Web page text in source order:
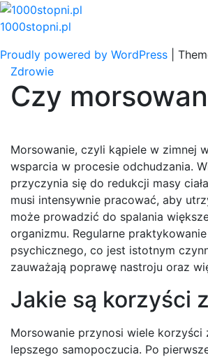
Skip
to
1000stopni.pl
Proudly powered by WordPress
Zdrowie
Czy
Morsowanie, czyli kąpiele w zimnej
wsparcia w procesie odchudzania.
przyczynia się do redukcji masy
musi intensywnie pracować, aby
może prowadzić do spalania
organizmu. Regularne
psychicznego, co jest istotnym
zauważają poprawę nastroju oraz
Jakie są korzyści
Morsowanie przynosi wiele
lepszego samopoczucia. Po